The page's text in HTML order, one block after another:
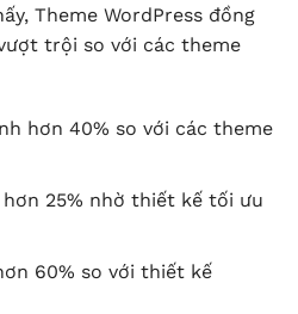
Theme WordPress đồng
trội so với các theme
hơn 40% so với các theme
25% nhờ thiết kế tối ưu
60% so với thiết kế